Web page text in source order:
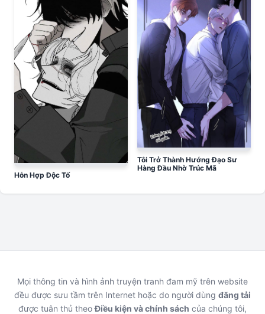
Hỗn Hợp Độc Tố
Tôi Trở Thành Hướng Đạo Sư
Hàng Đầu Nhờ Trúc Mã
Mọi thông tin và hình ảnh truyện tranh đam mỹ trên website
đều được sưu tầm trên Internet hoặc do người dùng đăng tải
được tuân thủ theoĐiều kiện và chính sách của chúng tôi,